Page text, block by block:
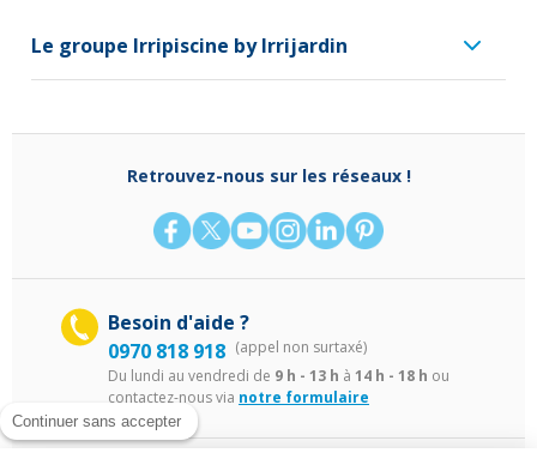
Continuer sans accepter
Le groupe Irripiscine by Irrijardin
Retrouvez-nous sur les réseaux !
Besoin d'aide ?
0970 818 918 (appel non surtaxé)
Du lundi au vendredi de 9 h - 13 h à 14 h - 18 h ou
contactez-nous via notre formulaire